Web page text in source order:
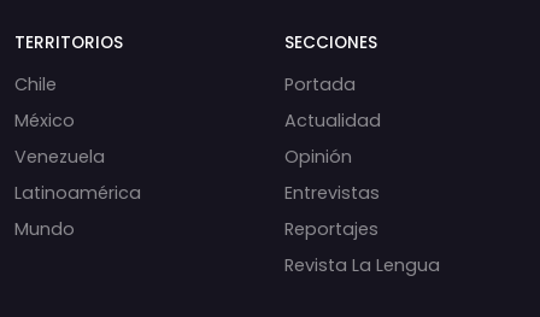
TERRITORIOS
Chile
México
Venezuela
Latinoamérica
Mundo
SECCIONES
Portada
Actualidad
Opinión
Entrevistas
Reportajes
Revista La Lengua